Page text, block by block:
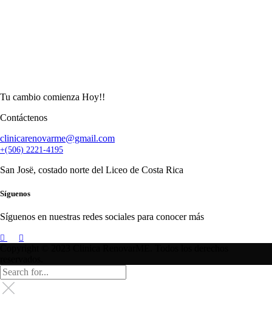
Tu cambio comienza Hoy!!
Contáctenos
clinicarenovarme@gmail.com
+(506) 2221-4195
San Josë, costado norte del Liceo de Costa Rica
Síguenos
Síguenos en nuestras redes sociales para conocer más